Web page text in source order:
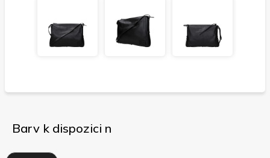
Barv k dispozici n